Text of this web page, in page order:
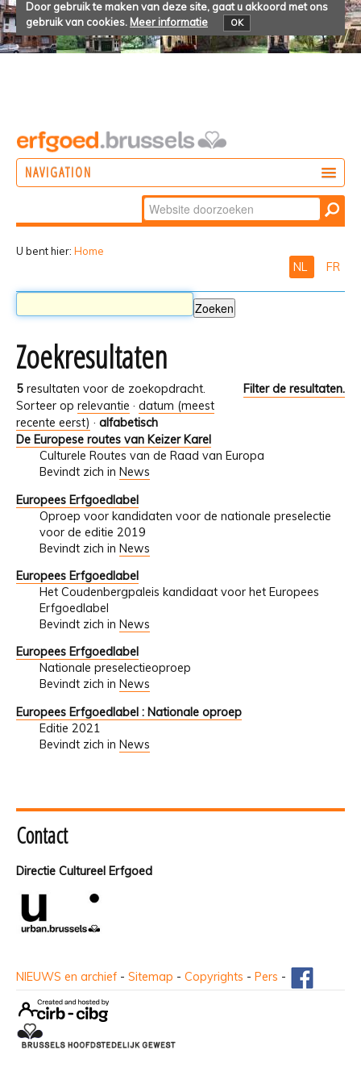
Door gebruik te maken van deze site, gaat u akkoord met ons
gebruik van cookies. Meer informatie OK
NAVIGATION
Zoek
Geavanceerd
U bent hier: Home
NL FR
Zoekresultaten
5 resultaten voor de zoekopdracht.
Filter de resultaten.
Sorteer op relevantie · datum (meest
recente eerst) · alfabetisch
De Europese routes van Keizer Karel
Culturele Routes van de Raad van Europa
Bevindt zich in News
Europees Erfgoedlabel
Oproep voor kandidaten voor de nationale preselectie
voor de editie 2019
Bevindt zich in News
Europees Erfgoedlabel
Het Coudenbergpaleis kandidaat voor het Europees
Erfgoedlabel
Bevindt zich in News
Europees Erfgoedlabel
Nationale preselectieoproep
Bevindt zich in News
Europees Erfgoedlabel : Nationale oproep
Editie 2021
Bevindt zich in News
Contact
Directie Cultureel Erfgoed
NIEUWS en archief - Sitemap - Copyrights - Pers -